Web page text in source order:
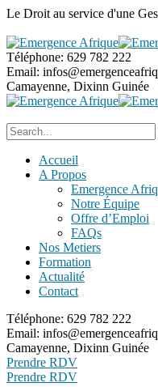
Le Droit au service d'une
Téléphone: 629 782 222
Email:
Camayenne, Dixinn Guinée
Accueil
A Propos
Emergence
Notre Équipe
Offre d’Emploi
FAQs
Nos Metiers
Formation
Actualité
Contact
Téléphone: 629 782 222
Email:
Camayenne, Dixinn Guinée
Prendre RDV
Prendre RDV